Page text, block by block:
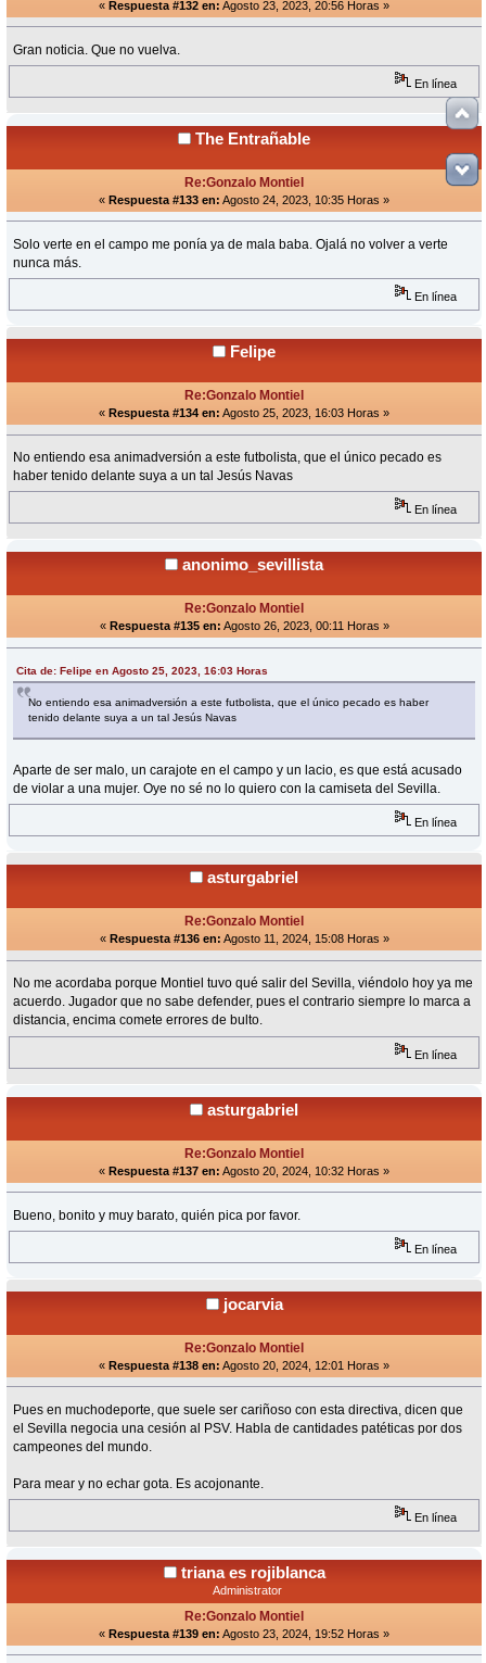
« Respuesta #132 en: Agosto 23, 2023, 20:56 Horas »
Gran noticia. Que no vuelva.
En línea
The Entrañable
Re:Gonzalo Montiel
« Respuesta #133 en: Agosto 24, 2023, 10:35 Horas »
Solo verte en el campo me ponía ya de mala baba. Ojalá no volver a verte
nunca más.
En línea
Felipe
Re:Gonzalo Montiel
« Respuesta #134 en: Agosto 25, 2023, 16:03 Horas »
No entiendo esa animadversión a este futbolista, que el único pecado es
haber tenido delante suya a un tal Jesús Navas
En línea
anonimo_sevillista
Re:Gonzalo Montiel
« Respuesta #135 en: Agosto 26, 2023, 00:11 Horas »
Cita de: Felipe en Agosto 25, 2023, 16:03 Horas
No entiendo esa animadversión a este futbolista, que el único pecado es haber
tenido delante suya a un tal Jesús Navas
Aparte de ser malo, un carajote en el campo y un lacio, es que está acusado
de violar a una mujer. Oye no sé no lo quiero con la camiseta del Sevilla.
En línea
asturgabriel
Re:Gonzalo Montiel
« Respuesta #136 en: Agosto 11, 2024, 15:08 Horas »
No me acordaba porque Montiel tuvo qué salir del Sevilla, viéndolo hoy ya me
acuerdo. Jugador que no sabe defender, pues el contrario siempre lo marca a
distancia, encima comete errores de bulto.
En línea
asturgabriel
Re:Gonzalo Montiel
« Respuesta #137 en: Agosto 20, 2024, 10:32 Horas »
Bueno, bonito y muy barato, quién pica por favor.
En línea
jocarvia
Re:Gonzalo Montiel
« Respuesta #138 en: Agosto 20, 2024, 12:01 Horas »
Pues en muchodeporte, que suele ser cariñoso con esta directiva, dicen que
el Sevilla negocia una cesión al PSV. Habla de cantidades patéticas por dos
campeones del mundo.
Para mear y no echar gota. Es acojonante.
En línea
triana es rojiblanca
Administrator
Re:Gonzalo Montiel
« Respuesta #139 en: Agosto 23, 2024, 19:52 Horas »